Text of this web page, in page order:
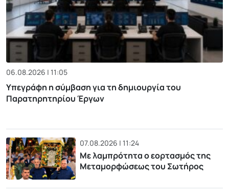
06.08.2026 | 11:05
Υπεγράφη η σύμβαση για τη δημιουργία του
Παρατηρητηρίου Έργων
07.08.2026 | 11:24
Με λαμπρότητα ο εορτασμός της
Μεταμορφώσεως του Σωτήρος